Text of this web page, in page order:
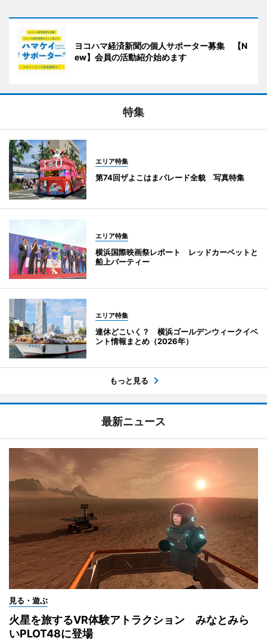
ヨコハマ経済新聞の個人サポーター募集 【N
ew】会員の活動紹介始めます
特集
エリア特集
第74回ザよこはまパレード全貌 写真特集
エリア特集
横浜国際映画祭レポート レッドカーペットと
船上パーティー
エリア特集
連休どこいく？ 横浜ゴールデンウィークイベ
ント情報まとめ（2026年）
もっと見る
最新ニュース
見る・遊ぶ
火星を旅するVR体験アトラクション みなとみら
いPLOT48に登場